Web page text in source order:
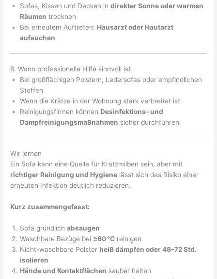
Sofas, Kissen und Decken indirekter Sonne oder warmen
Räumen trocknen
Bei erneutem Auftreten: Hausarzt oder Hautarzt
aufsuchen
8. Wann professionelle Hilfe sinnvoll ist
Bei großflächigen Polstern, Ledersofas oder empfindlichen
Stoffen
Wenn die Krätze in der Wohnung stark verbreitet ist
Reinigungsfirmen können Desinfektions- und
Dampfreinigungsmaßnahmen sicher durchführen
Wir lernen
Ein Sofa kann eine Quelle für Krätzmilben sein, aber mit
richtiger Reinigung und Hygiene lässt sich das Risiko einer
erneuten Infektion deutlich reduzieren.
Kurz zusammengefasst:
Sofa gründlichabsaugen
Waschbare Bezüge bei ≥60 °C reinigen
Nicht-waschbare Polster heiß dämpfen oder 48–72 Std.
isolieren
Hände und Kontaktflächen sauber halten